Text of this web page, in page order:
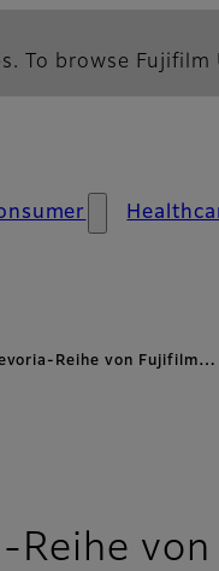
To browse
Reihe von Fujifilm…
Reihe